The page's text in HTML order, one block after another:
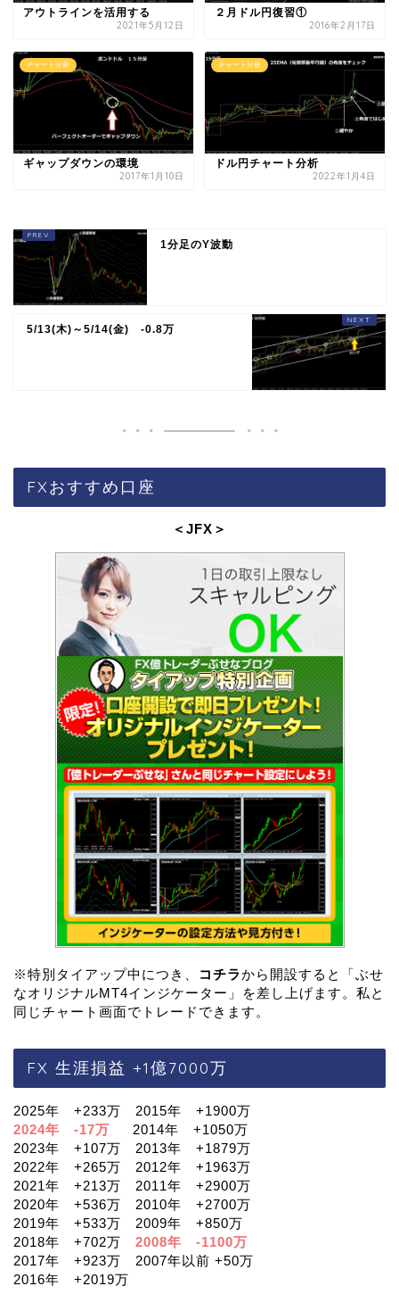
アウトラインを活用する
2021年5月12日
２月ドル円復習①
2016年2月17日
チャート分析
ギャップダウンの環境
2017年1月10日
チャート分析
ドル円チャート分析
2022年1月4日
1分足のY波動
5/13(木)～5/14(金) -0.8万
FXおすすめ口座
＜JFX ＞
※特別タイアップ中につき、 コチラから開設すると「ぶせ
なオリジナルMT4インジケーター」を差し上げます。私と
同じチャート画面でトレードできます。
FX 生涯損益 +1億7000万
2025年 +233万 2015年 +1900万
2024年 -17万
2014年 +1050万
2023年 +107万 2013年 +1879万
2022年 +265万 2012年 +1963万
2021年 +213万 2011年 +2900万
2020年 +536万 2010年 +2700万
2019年 +533万 2009年 +850万
2018年 +702万 2008年 -1100万
2017年 +923万 2007年以前 +50万
2016年 +2019万